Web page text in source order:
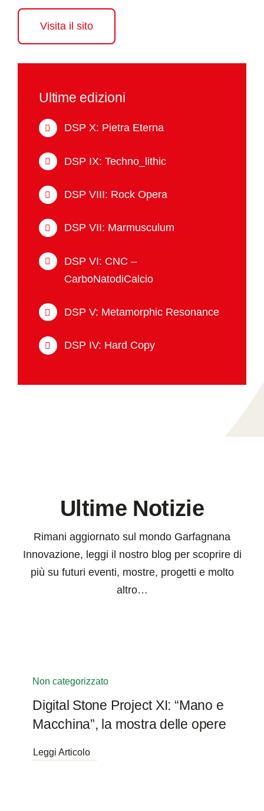
Visita il sito
Ultime edizioni
DSP X: Pietra Eterna
DSP IX: Techno_lithic
DSP VIII: Rock Opera
DSP VII: Marmusculum
DSP VI: CNC –
CarboNatodiCalcio
DSP V: Metamorphic Resonance
DSP IV: Hard Copy
Ultime Notizie
Rimani aggiornato sul mondo Garfagnana
Innovazione, leggi il nostro blog per scoprire di
più su futuri eventi, mostre, progetti e molto
altro…
Non categorizzato
Digital Stone Project XI: “Mano e
Macchina”, la mostra delle opere
Leggi Articolo